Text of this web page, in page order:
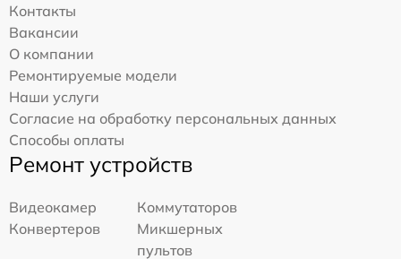
Контакты
Вакансии
О компании
Ремонтируемые модели
Наши услуги
Согласие на обработку персональных данных
Способы оплаты
Ремонт устройств
Видеокамер
Коммутаторов
Конвертеров
Микшерных
пультов